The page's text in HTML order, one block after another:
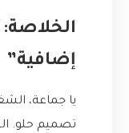
إضافية”
يا جماعة،
تصميم حلو.